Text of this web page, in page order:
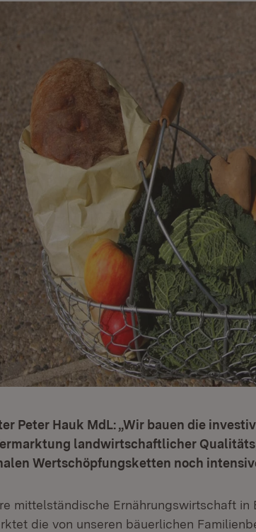
Peter Hauk MdL: „Wir bauen die
landwirtschaftlicher
Wertschöpfungsketten noch
mittelständische Ernährungswirtschaft
die von unseren bäuerlichen